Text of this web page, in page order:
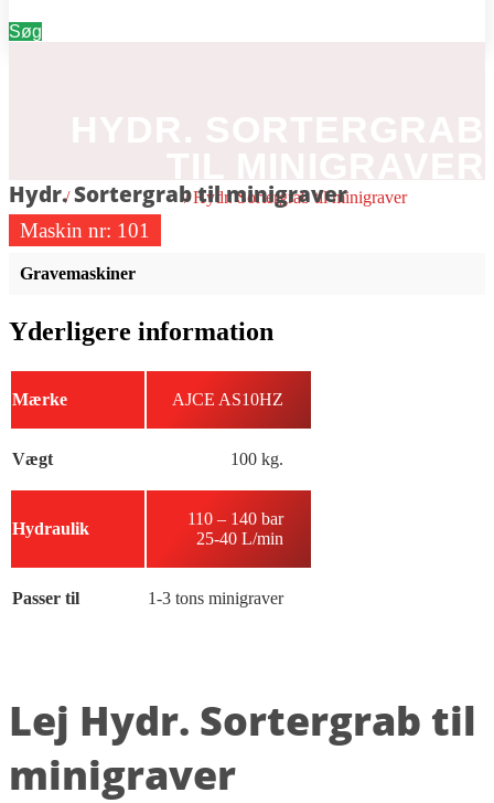
Søg
Forside/Gravemaskiner / Hydr. Sortergrab til minigraver
Hydr. Sortergrab til minigraver
Maskin nr: 101
Gravemaskiner
Yderligere information
Mærke AJCE AS10HZ
Vægt 100 kg.
Hydraulik
110 – 140 bar
25-40 L/min
Passer til 1-3 tons minigraver
Lej Hydr. Sortergrab til
minigraver